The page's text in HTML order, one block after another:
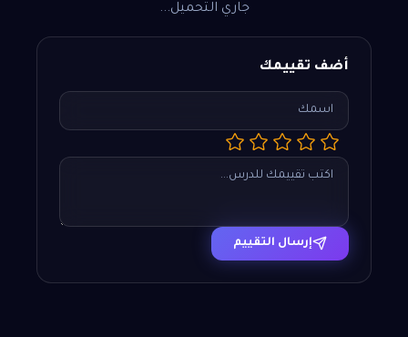
جاري التحميل...
أضف تقييمك
إرسال التقييم